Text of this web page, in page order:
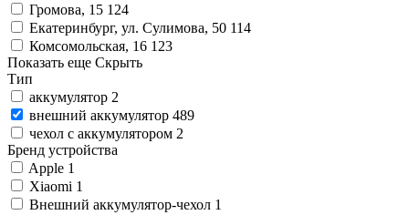
Громова, 15 124
Екатеринбург, ул. Сулимова, 50 114
Комсомольская, 16 123
Показать еще Скрыть
Тип
аккумулятор 2
внешний аккумулятор 489
чехол с аккумулятором 2
Бренд устройства
Apple 1
Xiaomi 1
Внешний аккумулятор-чехол 1